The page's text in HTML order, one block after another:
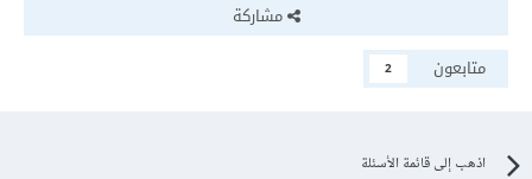
مشاركة
متابعون
2
اذهب إلى قائمة الأسئلة